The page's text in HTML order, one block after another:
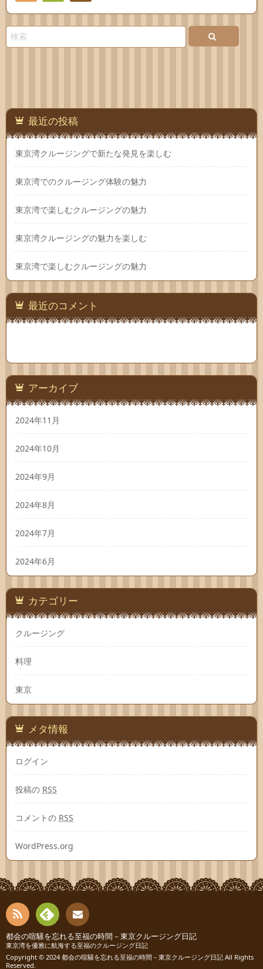
Feedlyお問
最近の投稿
東京湾クルージングで新たな発見を楽しむ
東京湾でのクルージング体験の魅力
東京湾で楽しむクルージングの魅力
東京湾クルージングの魅力を楽しむ
東京湾で楽しむクルージングの魅力
最近のコメント
アーカイブ
2024年11月
2024年10月
2024年9月
2024年8月
2024年7月
2024年6月
カテゴリー
クルージング
料理
東京
メタ情報
ログイン
投稿の RSS
コメントの RSS
WordPress.org
RSS
Fee
dly
お問
い合
都会の喧騒を忘れる至福の時間－東京クルージング日記
東京湾を優雅に航海する至福のクルージング日記
Copyright © 2024都会の喧騒を忘れる至福の時間－東京クルージング日記 All Rights
Reserved.